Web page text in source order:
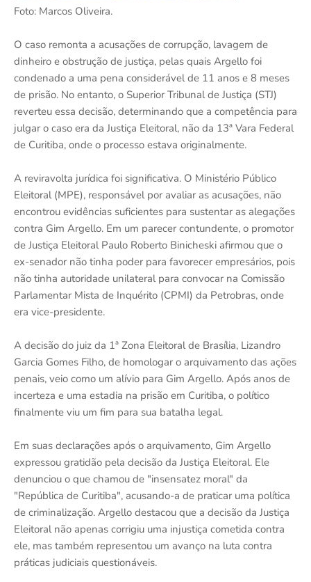
Foto: Marcos Oliveira.
O caso remonta a acusações de corrupção, lavagem de
dinheiro e obstrução de justiça, pelas quais Argello foi
condenado a uma pena considerável de 11 anos e 8 meses
de prisão. No entanto, o Superior Tribunal de Justiça (STJ)
reverteu essa decisão, determinando que a competência para
julgar o caso era da Justiça Eleitoral, não da 13ª Vara Federal
de Curitiba, onde o processo estava originalmente.
A reviravolta jurídica foi significativa. O Ministério Público
Eleitoral (MPE), responsável por avaliar as acusações, não
encontrou evidências suficientes para sustentar as alegações
contra Gim Argello. Em um parecer contundente, o promotor
de Justiça Eleitoral Paulo Roberto Binicheski afirmou que o
ex-senador não tinha poder para favorecer empresários, pois
não tinha autoridade unilateral para convocar na Comissão
Parlamentar Mista de Inquérito (CPMI) da Petrobras, onde
era vice-presidente.
A decisão do juiz da 1ª Zona Eleitoral de Brasília, Lizandro
Garcia Gomes Filho, de homologar o arquivamento das ações
penais, veio como um alívio para Gim Argello. Após anos de
incerteza e uma estadia na prisão em Curitiba, o político
finalmente viu um fim para sua batalha legal.
Em suas declarações após o arquivamento, Gim Argello
expressou gratidão pela decisão da Justiça Eleitoral. Ele
denunciou o que chamou de "insensatez moral" da
"República de Curitiba", acusando-a de praticar uma política
de criminalização. Argello destacou que a decisão da Justiça
Eleitoral não apenas corrigiu uma injustiça cometida contra
ele, mas também representou um avanço na luta contra
práticas judiciais questionáveis.